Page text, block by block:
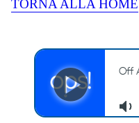
TORNA ALLA HOME